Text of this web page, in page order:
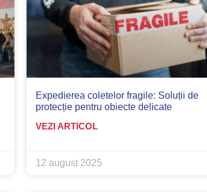
Expedierea coletelor fragile: Soluții de
protecție pentru obiecte delicate
VEZI ARTICOL
12 august 2025